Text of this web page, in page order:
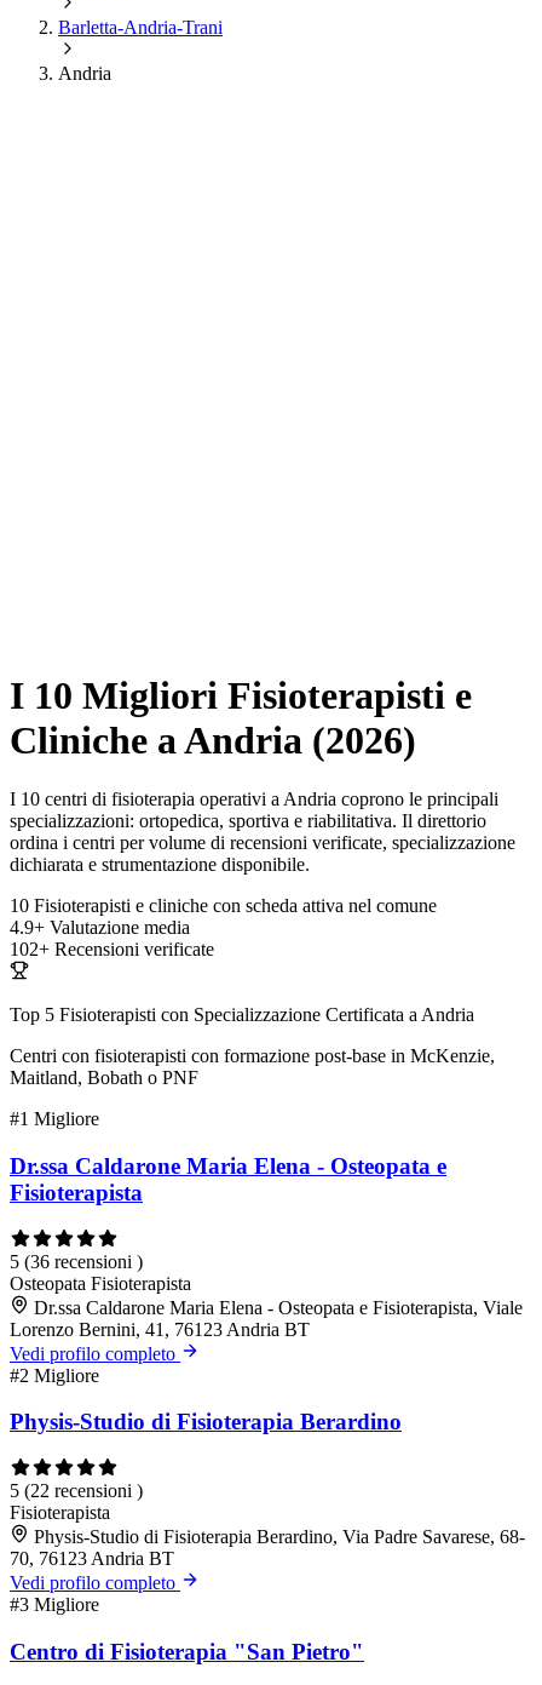
Barletta-Andria-Trani
Andria
I 10 Migliori Fisioterapisti e
Cliniche a Andria (2026)
I 10 centri di fisioterapia operativi a Andria coprono le principali
specializzazioni: ortopedica, sportiva e riabilitativa. Il direttorio
ordina i centri per volume di recensioni verificate, specializzazione
dichiarata e strumentazione disponibile.
10 Fisioterapisti e cliniche con scheda attiva nel comune
4.9+ Valutazione media
102+ Recensioni verificate
Top 5 Fisioterapisti con Specializzazione Certificata a Andria
Centri con fisioterapisti con formazione post-base in McKenzie,
Maitland, Bobath o PNF
#1 Migliore
Dr.ssa Caldarone Maria Elena - Osteopata e
Fisioterapista
5 (36 recensioni )
Osteopata Fisioterapista
Dr.ssa Caldarone Maria Elena - Osteopata e Fisioterapista, Viale
Lorenzo Bernini, 41, 76123 Andria BT
Vedi profilo completo
#2 Migliore
Physis-Studio di Fisioterapia Berardino
5 (22 recensioni )
Fisioterapista
Physis-Studio di Fisioterapia Berardino, Via Padre Savarese, 68-
70, 76123 Andria BT
Vedi profilo completo
#3 Migliore
Centro di Fisioterapia "San Pietro"